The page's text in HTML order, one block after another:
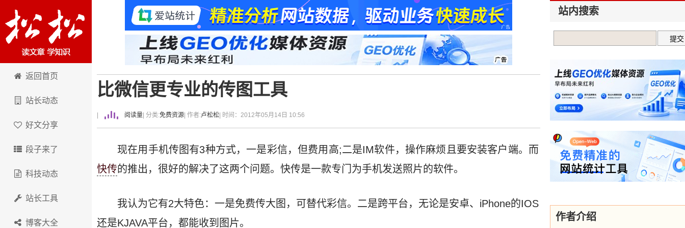
卢松松博客
返回首页
站长动态
好文分享
段子来了
科技动态
站长工具
博客大全
比微信更专业的传图工具
阅读量 | 分类:免费资源 | 作者:卢松松 | 时间：2012年05月14日 10:56
现在用手机传图有3种方式，一是彩信，但费用高;二是IM软件，操作麻烦且要安装客户端。而
快传的推出，很好的解决了这两个问题。快传是一款专门为手机发送照片的软件。
我认为它有2大特色：一是免费传大图，可替代彩信。二是跨平台，无论是安卓、iPhone的IOS
还是KJAVA平台，都能收到图片。
站内搜索
作者介绍